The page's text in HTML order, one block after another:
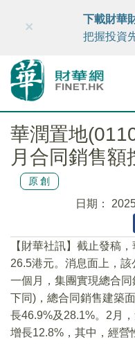
財華智庫網 FINTV
×
下載財華
把握投資
華潤置地
月合同銷售
原創
日期：
【財華社訊】截止發稿
26.5港元。消息面上，
一個月，集團實現總合
下同)，總合同銷售建築
長46.9%及28.1%。2月
增長12.8%，其中，經營